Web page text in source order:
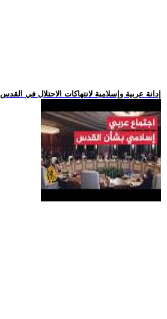
.. إدانة عربية وإسلامية لانتهاكات الاحتلال في القدس